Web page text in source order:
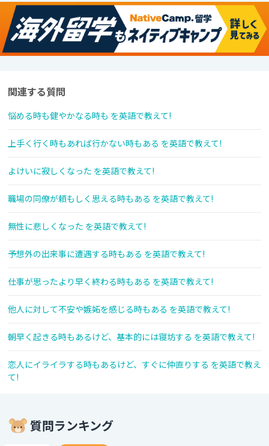
関連する質問
悩める時も健やかなる時も を英語で教えて!
上手く行く時もあれば行かない時もある を英語で教えて!
よけいに寂しくなった を英語で教えて!
職場の同僚が頼もしく思える時もある を英語で教えて!
無性に悲しくなった を英語で教えて!
予想外の出来事に遭遇する時もある を英語で教えて!
仕事が思ったより早く終わる時もある を英語で教えて!
他人に対して不安や嫉妬を感じる時もある を英語で教えて!
朝早く起きる時もあるけど、基本的には寝坊する を英語で教えて!
恋人にイライラする時もあるけど、すぐに仲直りする を英語で教え
て!
質問ランキング